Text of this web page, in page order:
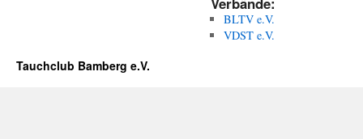
BLTV e.V.
VDST e.V.
Tauchclub Bamberg e.V.